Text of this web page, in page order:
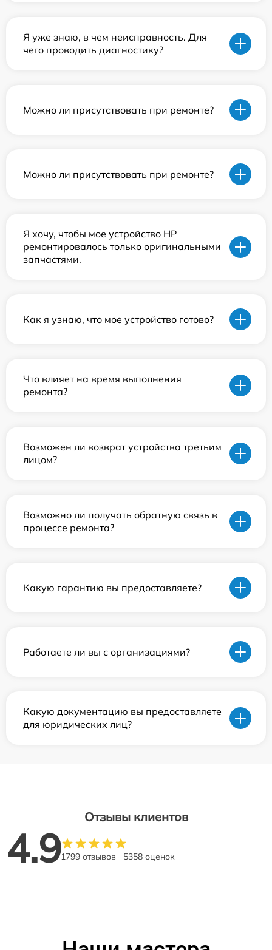
Я уже знаю, в чем неисправность. Для
чего проводить диагностику?
Можно ли присутствовать при ремонте?
Можно ли присутствовать при ремонте?
Я хочу, чтобы мое устройство HP
ремонтировалось только оригинальными
запчастями.
Как я узнаю, что мое устройство готово?
Что влияет на время выполнения
ремонта?
Возможен ли возврат устройства третьим
лицом?
Возможно ли получать обратную связь в
процессе ремонта?
Какую гарантию вы предоставляете?
Работаете ли вы с организациями?
Какую документацию вы предоставляете
для юридических лиц?
Отзывы клиентов
4.91799 отзывов 5358 оценок